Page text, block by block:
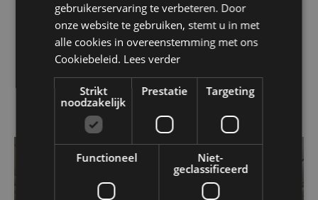
360° Services die
perfect aansluiten bij
onze Origin units
Afbeelding
/nl/360-Services/meubilair
gebruikerservaring te verbeteren. Door
onze website te gebruiken, stemt u in met
alle cookies in overeenstemming met ons
Cookiebeleid. Lees verder
Strikt
noodzakelijk
Prestatie Targeting
Functioneel
Niet-
geclassificeerd